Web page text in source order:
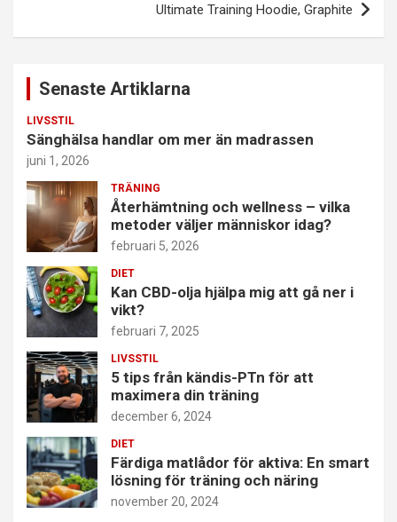
Ultimate Training Hoodie, Graphite
Senaste Artiklarna
LIVSSTIL
Sänghälsa handlar om mer än madrassen
juni 1, 2026
TRÄNING
Återhämtning och wellness – vilka
metoder väljer människor idag?
februari 5, 2026
DIET
Kan CBD-olja hjälpa mig att gå ner i
vikt?
februari 7, 2025
LIVSSTIL
5 tips från kändis-PTn för att
maximera din träning
december 6, 2024
DIET
Färdiga matlådor för aktiva: En smart
lösning för träning och näring
november 20, 2024